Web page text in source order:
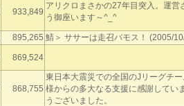
933,849
アリクロまさかの27年目突入。運営
う御座います～^_^
895,265 鯖＞ ササーは走召バモス！ (2005/
869,524
868,755
東日本大震災での全国のJリーグチ
様からの多大なる支援に感謝してい
うございました。